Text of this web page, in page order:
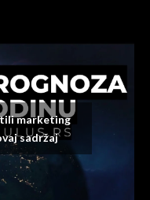
marketing
sadržaj